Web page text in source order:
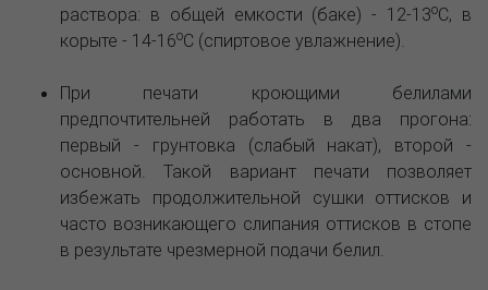
раствора: в общей емкости (баке) - 12-13oС, в
корыте - 14-16oС (спиртовое увлажнение).
При печати кроющими белилами
предпочтительней работать в два прогона:
первый - грунтовка (слабый накат), второй -
основной. Такой вариант печати позволяет
избежать продолжительной сушки оттисков и
часто возникающего слипания оттисков в стопе
в результате чрезмерной подачи белил.